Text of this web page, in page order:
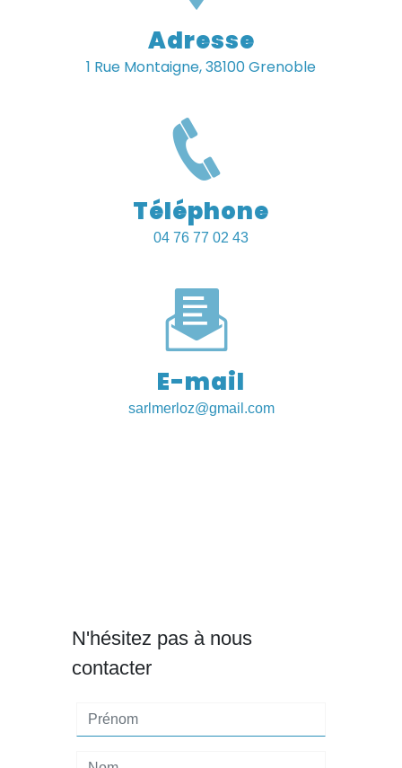
Adresse
1 Rue Montaigne, 38100 Grenoble
Téléphone
04 76 77 02 43
E-mail
sarlmerloz@gmail.com
N'hésitez pas à nous
contacter